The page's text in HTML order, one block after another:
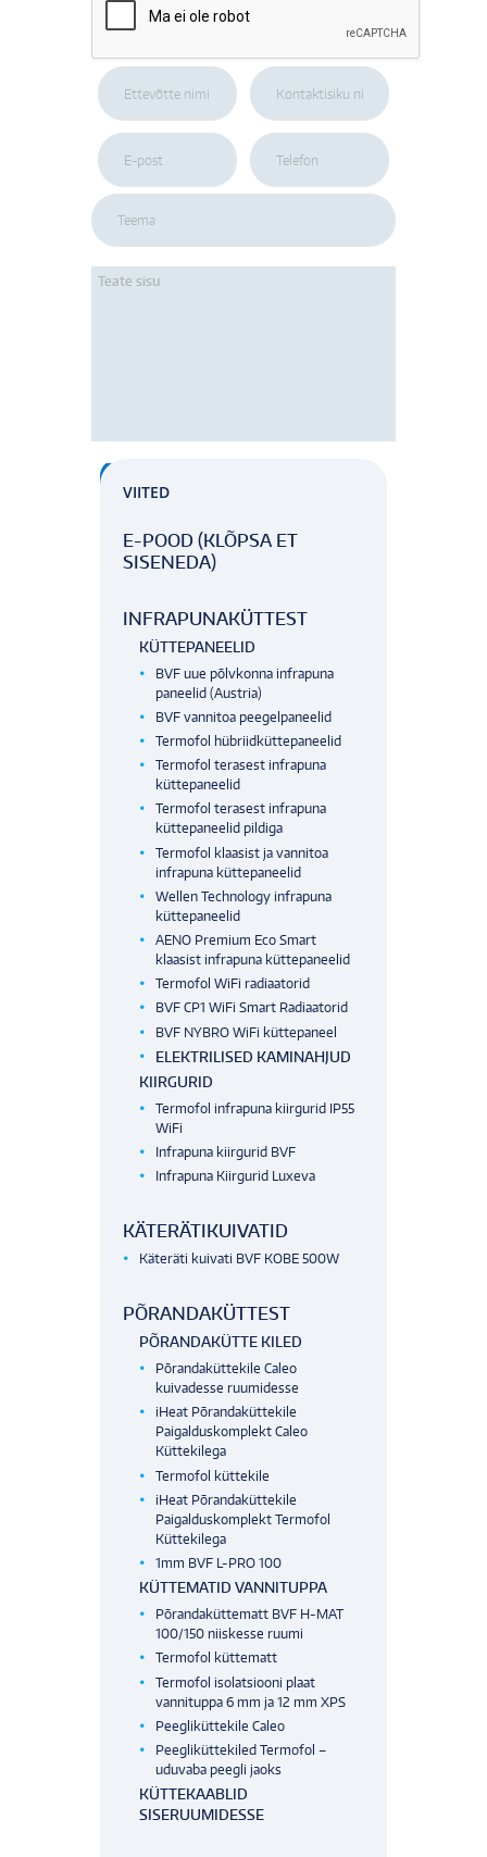
VIITED
E-POOD (KLÕPSA ET
SISENEDA)
INFRAPUNAKÜTTEST
KÜTTEPANEELID
BVF uue põlvkonna infrapuna
paneelid (Austria)
BVF vannitoa peegelpaneelid
Termofol hübriidküttepaneelid
Termofol terasest infrapuna
küttepaneelid
Termofol terasest infrapuna
küttepaneelid pildiga
Termofol klaasist ja vannitoa
infrapuna küttepaneelid
Wellen Technology infrapuna
küttepaneelid
AENO Premium Eco Smart
klaasist infrapuna küttepaneelid
Termofol WiFi radiaatorid
BVF CP1 WiFi Smart Radiaatorid
BVF NYBRO WiFi küttepaneel
ELEKTRILISED KAMINAHJUD
KIIRGURID
Termofol infrapuna kiirgurid IP55
WiFi
Infrapuna kiirgurid BVF
Infrapuna Kiirgurid Luxeva
KÄTERÄTIKUIVATID
Käteräti kuivati BVF KOBE 500W
PÕRANDAKÜTTEST
PÕRANDAKÜTTE KILED
Põrandaküttekile Caleo
kuivadesse ruumidesse
iHeat Põrandaküttekile
Paigalduskomplekt Caleo
Küttekilega
Termofol küttekile
iHeat Põrandaküttekile
Paigalduskomplekt Termofol
Küttekilega
1mm BVF L-PRO 100
KÜTTEMATID VANNITUPPA
Põrandaküttematt BVF H-MAT
100/150 niiskesse ruumi
Termofol küttematt
Termofol isolatsiooni plaat
vannituppa 6 mm ja 12 mm XPS
Peegliküttekile Caleo
Peegliküttekiled Termofol –
uduvaba peegli jaoks
KÜTTEKAABLID
SISERUUMIDESSE